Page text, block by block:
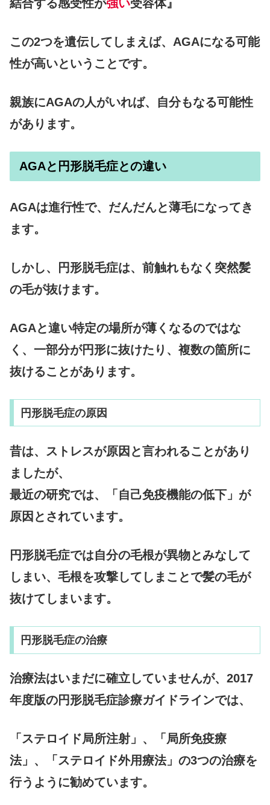
結合する感受性が強い受容体』
この2つを遺伝してしまえば、AGAになる可能
性が高いということです。
親族にAGAの人がいれば、自分もなる可能性
があります。
AGAと円形脱毛症との違い
AGAは進行性で、だんだんと薄毛になってき
ます。
しかし、円形脱毛症は、前触れもなく突然髪
の毛が抜けます。
AGAと違い特定の場所が薄くなるのではな
く、一部分が円形に抜けたり、複数の箇所に
抜けることがあります。
円形脱毛症の原因
昔は、ストレスが原因と言われることがあり
ましたが、
最近の研究では、「自己免疫機能の低下」が
原因とされています。
円形脱毛症では自分の毛根が異物とみなして
しまい、毛根を攻撃してしまことで髪の毛が
抜けてしまいます。
円形脱毛症の治療
治療法はいまだに確立していませんが、2017
年度版の円形脱毛症診療ガイドラインでは、
「ステロイド局所注射」、「局所免疫療
法」、「ステロイド外用療法」の3つの治療を
行うように勧めています。